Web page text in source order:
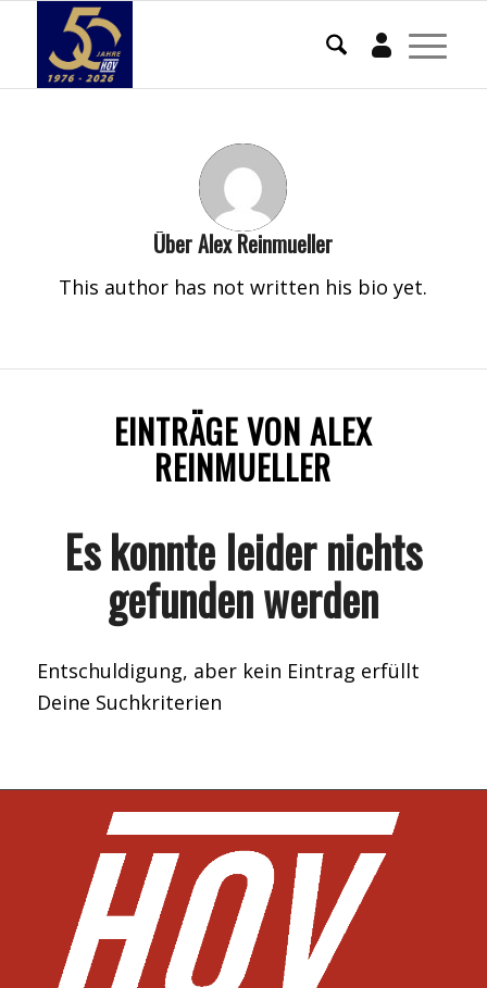
Mein Konto
ÜberAlex Reinmueller
This author has not written his bio yet.
EINTRÄGE VON ALEX
REINMUELLER
Es konnte leider nichts
gefunden werden
Entschuldigung, aber kein Eintrag erfüllt
Deine Suchkriterien